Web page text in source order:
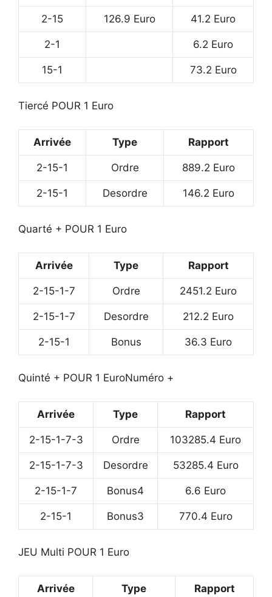
2-15 126.9 Euro 41.2 Euro
2-1 6.2 Euro
15-1 73.2 Euro
Tiercé POUR 1 Euro
Arrivée Type Rapport
2-15-1 Ordre 889.2 Euro
2-15-1 Desordre 146.2 Euro
Quarté + POUR 1 Euro
Arrivée Type Rapport
2-15-1-7 Ordre 2451.2 Euro
2-15-1-7 Desordre 212.2 Euro
2-15-1 Bonus 36.3 Euro
Quinté + POUR 1 EuroNuméro +
Arrivée Type Rapport
2-15-1-7-3 Ordre 103285.4 Euro
2-15-1-7-3 Desordre 53285.4 Euro
2-15-1-7 Bonus4 6.6 Euro
2-15-1 Bonus3 770.4 Euro
JEU Multi POUR 1 Euro
Arrivée Type Rapport